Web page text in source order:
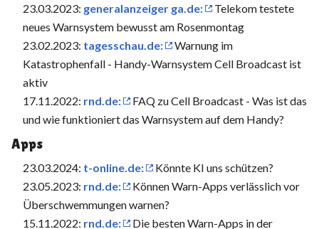
23.03.2023: generalanzeiger ga.de:
Telekom testete
neues Warnsystem bewusst am Rosenmontag
23.02.2023: tagesschau.de:
Warnung im
Katastrophenfall - Handy-Warnsystem Cell Broadcast ist
aktiv
17.11.2022: rnd.de:
FAQ zu Cell Broadcast - Was ist das
und wie funktioniert das Warnsystem auf dem Handy?
Apps
23.03.2024: t-online.de:
Könnte KI uns schützen?
23.05.2023: rnd.de:
Können Warn-Apps verlässlich vor
Überschwemmungen warnen?
15.11.2022: rnd.de:
Die besten Warn-Apps in der